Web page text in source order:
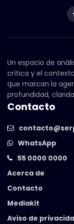
Un espacio de
crítica y el
que marcan la
profundidad,
Contacto
WhatsApp
55 0000 0000
Acerca de
Contacto
Mediakit
Aviso de